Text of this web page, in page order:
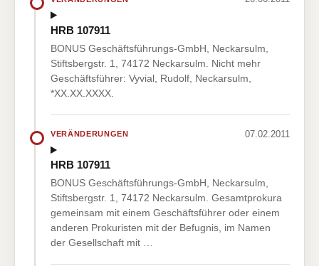
HRB 107911
BONUS Geschäftsführungs-GmbH, Neckarsulm,
Stiftsbergstr. 1, 74172 Neckarsulm. Nicht mehr
Geschäftsführer: Vyvial, Rudolf, Neckarsulm,
*XX.XX.XXXX.
VERÄNDERUNGEN 07.02.2011
HRB 107911
BONUS Geschäftsführungs-GmbH, Neckarsulm,
Stiftsbergstr. 1, 74172 Neckarsulm. Gesamtprokura
gemeinsam mit einem Geschäftsführer oder einem
anderen Prokuristen mit der Befugnis, im Namen
der Gesellschaft mit …